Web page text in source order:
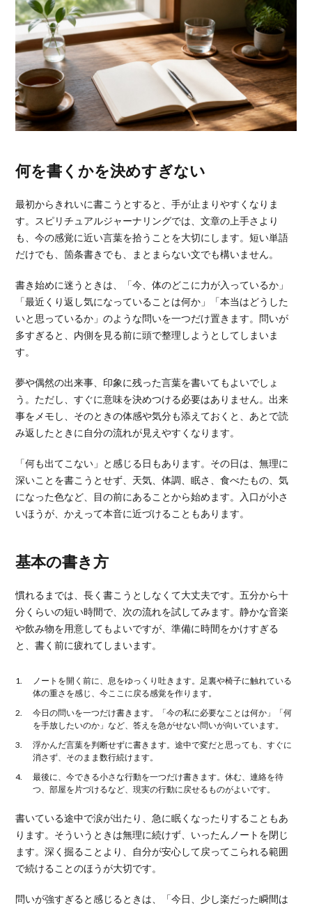
何を書くかを決めすぎない
最初からきれいに書こうとすると、手が止まりやすくなりま
す。スピリチュアルジャーナリングでは、文章の上手さより
も、今の感覚に近い言葉を拾うことを大切にします。短い単語
だけでも、箇条書きでも、まとまらない文でも構いません。
書き始めに迷うときは、「今、体のどこに力が入っているか」
「最近くり返し気になっていることは何か」「本当はどうした
いと思っているか」のような問いを一つだけ置きます。問いが
多すぎると、内側を見る前に頭で整理しようとしてしまいま
す。
夢や偶然の出来事、印象に残った言葉を書いてもよいでしょ
う。ただし、すぐに意味を決めつける必要はありません。出来
事をメモし、そのときの体感や気分も添えておくと、あとで読
み返したときに自分の流れが見えやすくなります。
「何も出てこない」と感じる日もあります。その日は、無理に
深いことを書こうとせず、天気、体調、眠さ、食べたもの、気
になった色など、目の前にあることから始めます。入口が小さ
いほうが、かえって本音に近づけることもあります。
基本の書き方
慣れるまでは、長く書こうとしなくて大丈夫です。五分から十
分くらいの短い時間で、次の流れを試してみます。静かな音楽
や飲み物を用意してもよいですが、準備に時間をかけすぎる
と、書く前に疲れてしまいます。
ノートを開く前に、息をゆっくり吐きます。足裏や椅子に触れている
体の重さを感じ、今ここに戻る感覚を作ります。
今日の問いを一つだけ書きます。「今の私に必要なことは何か」「何
を手放したいのか」など、答えを急がせない問いが向いています。
浮かんだ言葉を判断せずに書きます。途中で変だと思っても、すぐに
消さず、そのまま数行続けます。
最後に、今できる小さな行動を一つだけ書きます。休む、連絡を待
つ、部屋を片づけるなど、現実の行動に戻せるものがよいです。
書いている途中で涙が出たり、急に眠くなったりすることもあ
ります。そういうときは無理に続けず、いったんノートを閉じ
ます。深く掘ることより、自分が安心して戻ってこられる範囲
で続けることのほうが大切です。
問いが強すぎると感じるときは、「今日、少し楽だった瞬間は